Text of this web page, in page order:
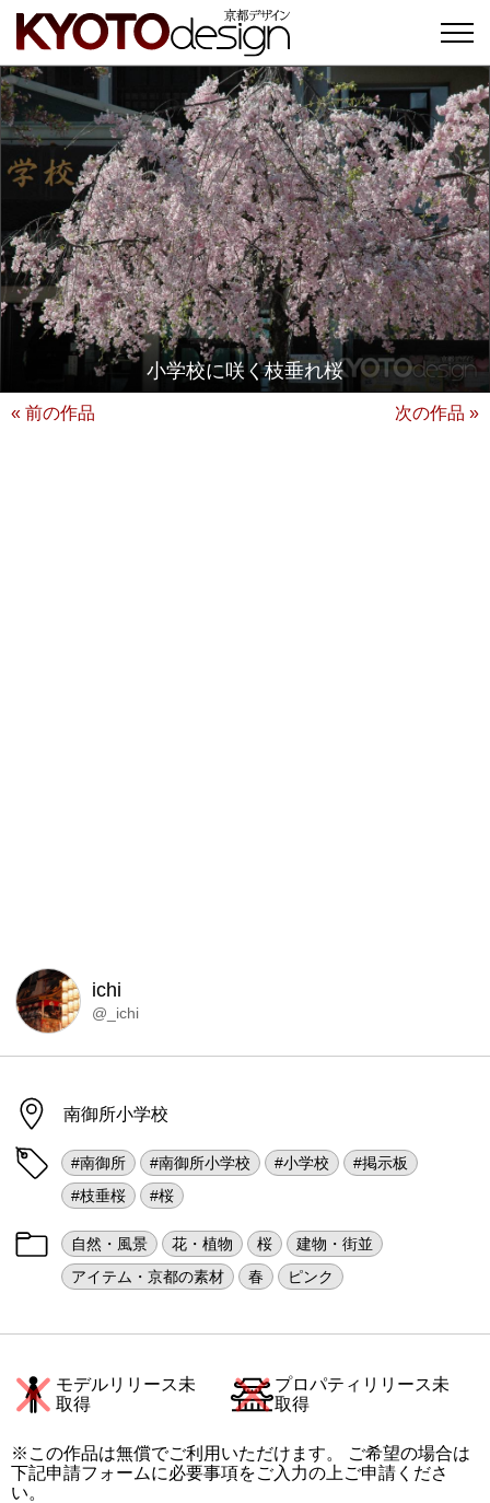
小学校に咲く枝垂れ桜
« 前の作品 次の作品 »
ichi
@_ichi
南御所小学校
#南御所 #南御所小学校 #小学校
#掲示板
#枝垂桜
#桜
自然・風景 花・植物 桜
建物・街並
アイテム・京都の素材
春 ピンク
モデルリリース未
取得
プロパティリリース未
取得
※この作品は無償でご利用いただけます。 ご希望の場合は
下記申請フォームに必要事項をご入力の上ご申請くださ
い。